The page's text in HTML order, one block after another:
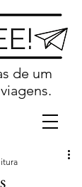
de um